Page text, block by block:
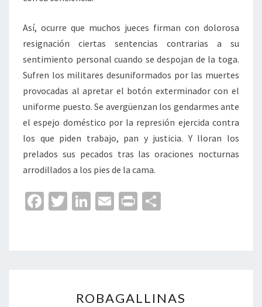
Así, ocurre que muchos jueces firman con dolorosa
resignación ciertas sentencias contrarias a su
sentimiento personal cuando se despojan de la toga.
Sufren los militares desuniformados por las muertes
provocadas al apretar el botón exterminador con el
uniforme puesto. Se avergüenzan los gendarmes ante
el espejo doméstico por la represión ejercida contra
los que piden trabajo, pan y justicia. Y lloran los
prelados sus pecados tras las oraciones nocturnas
arrodillados a los pies de la cama.
Fa
o
o
T
er
Li
dI
n
E
l
Pr
p
ar
tir
ROBAGALLINAS